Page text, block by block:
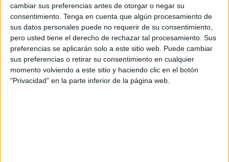
cambiar sus preferencias antes de otorgar o negar su
consentimiento. Tenga en cuenta que algún procesamiento de
sus datos personales puede no requerir de su consentimiento,
pero usted tiene el derecho de rechazar tal procesamiento. Sus
preferencias se aplicarán solo a este sitio web. Puede cambiar
sus preferencias o retirar su consentimiento en cualquier
momento volviendo a este sitio y haciendo clic en el botón
"Privacidad" en la parte inferior de la página web.
Carlos Hernández
El capitán fue el líder de la zaga blanquinegra, dirigiendo a
sus compañeros y bloqueando muchas de las acciones
ofensivas del Castellón.